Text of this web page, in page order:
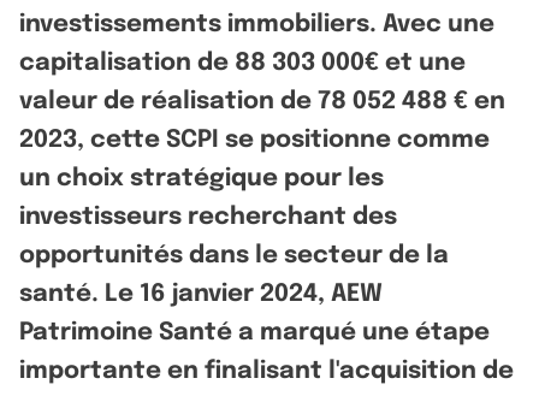
investissements immobiliers. Avec une
capitalisation de 88 303 000€ et une
valeur de réalisation de 78 052 488 € en
2023, cette SCPI se positionne comme
un choix stratégique pour les
investisseurs recherchant des
opportunités dans le secteur de la
santé. Le 16 janvier 2024, AEW
Patrimoine Santé a marqué une étape
importante en finalisant l'acquisition de